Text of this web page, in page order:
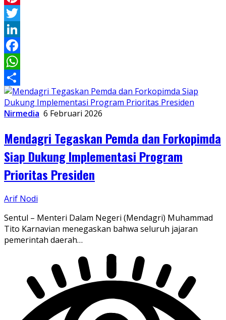
Pinterest
Twitter
LinkedIn
Facebook
WhatsApp
Share
Nirmedia 6 Februari 2026
Mendagri Tegaskan Pemda dan Forkopimda
Siap Dukung Implementasi Program
Prioritas Presiden
Arif Nodi
Sentul – Menteri Dalam Negeri (Mendagri) Muhammad
Tito Karnavian menegaskan bahwa seluruh jajaran
pemerintah daerah…